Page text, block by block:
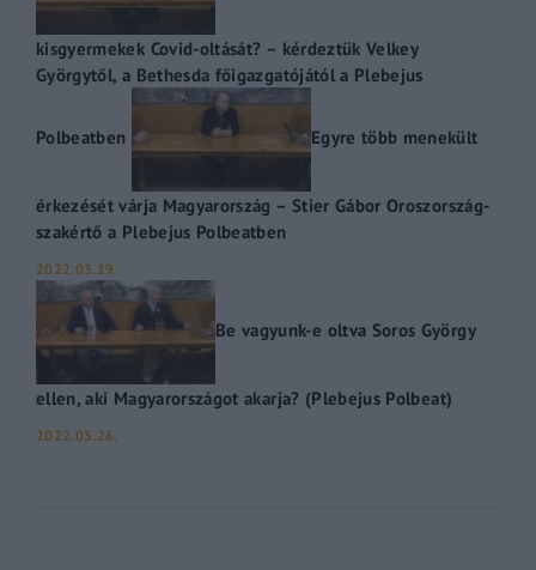
kisgyermekek Covid-oltását? – kérdeztük Velkey
Györgytől, a Bethesda főigazgatójától a Plebejus
Polbeatben Egyre több menekült
érkezését várja Magyarország – Stier Gábor Oroszország-
szakértő a Plebejus Polbeatben
2022.03.19.
Be vagyunk-e oltva Soros György
ellen, aki Magyarországot akarja? (Plebejus Polbeat)
2022.03.26.